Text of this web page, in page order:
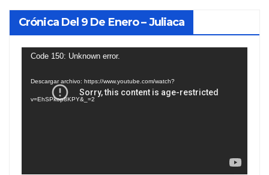
Crónica Del 9 De Enero – Juliaca
Reproductor
Code 150: Unknown error.
Descargar archivo: https://www.youtube.com/watch?
v=EhSPkop8KPY&_=2